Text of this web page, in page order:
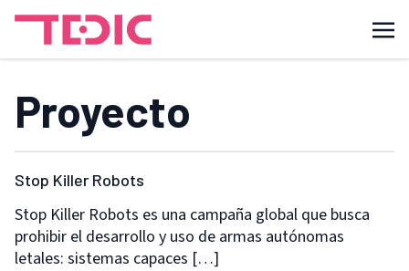
Proyecto
Stop Killer Robots
Stop Killer Robots es una campaña global que busca
prohibir el desarrollo y uso de armas autónomas
letales: sistemas capaces […]